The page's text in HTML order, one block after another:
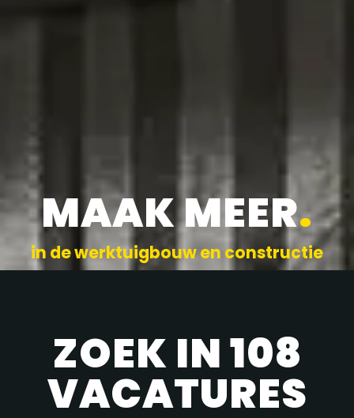
MAAK MEER.
in de werktuigbouw en constructie
ZOEK IN 108
VACATURES